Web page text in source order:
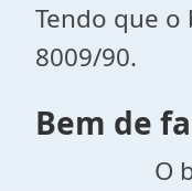
Tendo que
8009/90.
Bem de
O bem